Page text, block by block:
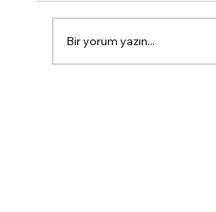
Bir yorum yazın...